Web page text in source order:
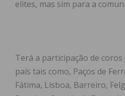
elites, mas sim para a
Terá a participação de
país tais como, Paços de
Fátima, Lisboa, Barreiro,